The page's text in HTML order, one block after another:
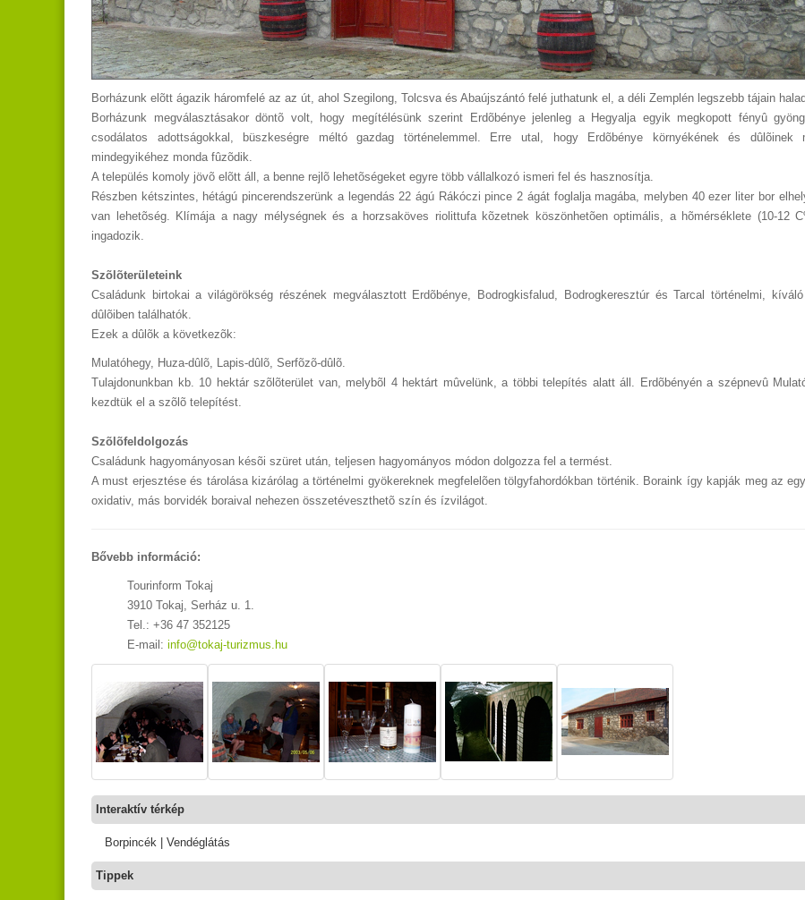
Borházunk elõtt ágazik háromfelé az az út, ahol Szegilong, Tolcsva és Abaújszántó felé juthatunk el, a déli Zemplén legszebb tájain
Borházunk megválasztásakor döntõ volt, hogy megítélésünk szerint Erdõbénye jelenleg a Hegyalja egyik megkopott fényû
csodálatos adottságokkal, büszkeségre méltó gazdag történelemmel. Erre utal, hogy Erdõbénye környékének és dûlõinek
mindegyikéhez monda fûzõdik.
A település komoly jövõ elõtt áll, a benne rejlõ lehetõségeket egyre több vállalkozó ismeri fel és hasznosítja.
Részben kétszintes, hétágú pincerendszerünk a legendás 22 ágú Rákóczi pince 2 ágát foglalja magába, melyben 40 ezer liter bor
van lehetõség. Klímája a nagy mélységnek és a horzsaköves riolittufa kõzetnek köszönhetõen optimális, a hõmérséklete (10-12 C
ingadozik.
Szõlõterületeink
Családunk birtokai a világörökség részének megválasztott Erdõbénye, Bodrogkisfalud, Bodrogkeresztúr és Tarcal történelmi,
dûlõiben találhatók.
Ezek a dûlõk a következõk:
Mulatóhegy, Huza-dûlõ, Lapis-dûlõ, Serfõzõ-dûlõ.
Tulajdonunkban kb. 10 hektár szõlõterület van, melybõl 4 hektárt mûvelünk, a többi telepítés alatt áll. Erdõbényén a szépnevû
kezdtük el a szõlõ telepítést.
Szõlõfeldolgozás
Családunk hagyományosan késõi szüret után, teljesen hagyományos módon dolgozza fel a termést.
A must erjesztése és tárolása kizárólag a történelmi gyökereknek megfelelõen tölgyfahordókban történik. Boraink így kapják meg az
oxidativ, más borvidék boraival nehezen összetéveszthetõ szín és ízvilágot.
Bővebb információ:
Tourinform Tokaj
3910 Tokaj, Serház u. 1.
Tel.: +36 47 352125
E-mail: info@tokaj-turizmus.hu
Interaktív térkép
Borpincék | Vendéglátás
Tippek